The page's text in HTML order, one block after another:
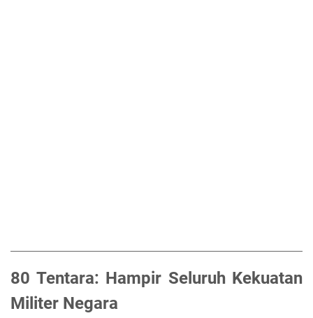
80 Tentara: Hampir Seluruh Kekuatan
Militer Negara